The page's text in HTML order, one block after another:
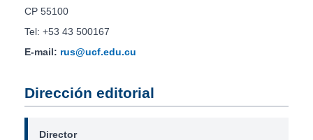
CP 55100
Tel: +53 43 500167
E-mail: rus@ucf.edu.cu
Dirección editorial
Director